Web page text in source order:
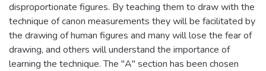
disproportionate figures. By teaching them to draw with the
technique of canon measurements they will be facilitated by
the drawing of human figures and many will lose the fear of
drawing, and others will understand the importance of
learning the technique. The "A" section has been chosen